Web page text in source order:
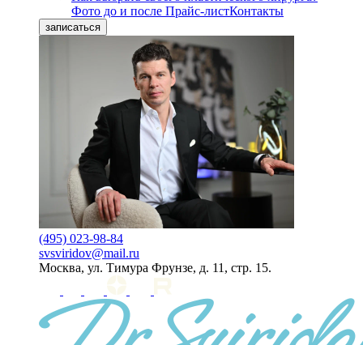
Фото до и после Прайс-листКонтакты
записаться
(495) 023-98-84
svsviridov@mail.ru
Москва, ул. Тимура Фрунзе, д. 11, стр. 15.